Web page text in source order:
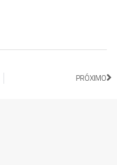
PRÓXIMO